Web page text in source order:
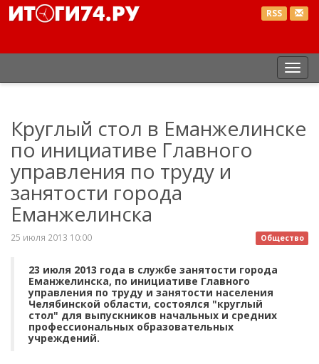
RSS
Круглый стол в Еманжелинске
по инициативе Главного
управления по труду и
занятости города
Еманжелинска
Общество
25 июля 2013 10:00
23 июля 2013 года в службе занятости города
Еманжелинска, по инициативе Главного
управления по труду и занятости населения
Челябинской области, состоялся "круглый
стол" для выпускников начальных и средних
профессиональных образовательных
учреждений.